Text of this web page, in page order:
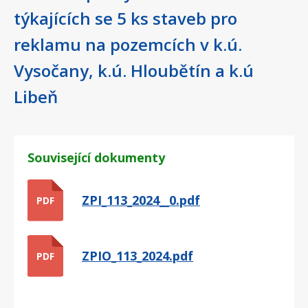
týkajících se 5 ks staveb pro
reklamu na pozemcích v k.ú.
Vysočany, k.ú. Hloubětín a k.ú
Libeň
Související dokumenty
PDF ZPI_113_2024__0.pdf
PDF ZPIO_113_2024.pdf